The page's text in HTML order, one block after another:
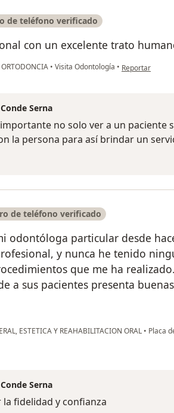
de teléfono verificado
con un excelente trato
• Visita Odontología • en opinión del
Reportar
Serna
no solo ver a un paciente
la persona para así brindar un
de teléfono verificado
odontóloga particular desde
y nunca he tenido
que me ha
a sus pacientes presenta buenas
ESTETICA Y REAHABILITACION ORAL • Placa
Serna
fidelidad y confianza